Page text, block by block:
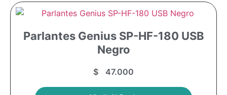
Parlantes Genius SP-HF-180 USB
Negro
$ 47.000